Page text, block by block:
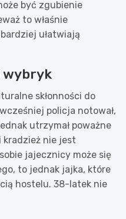
być zgubienie
to właśnie
ułatwiają
wybryk
skłonności do
policja notował,
utrzymał poważne
kradzież nie jest
jajecznicy może się
to jednak jajka, które
hostelu. 38-latek nie